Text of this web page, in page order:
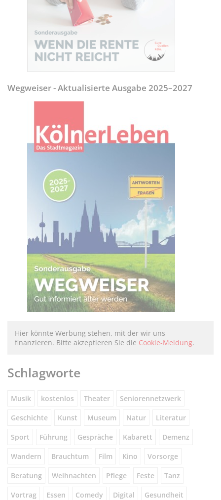
Wegweiser - Aktualisierte Ausgabe 2025–2027
Hier könnte Werbung stehen, mit der wir uns
finanzieren. Bitte akzeptieren Sie die Cookie-Meldung.
Schlagworte
Musik kostenlos Theater Seniorennetzwerk
Geschichte Kunst Museum Natur Literatur
Sport Führung Gespräche Kabarett Demenz
Wandern Brauchtum Film Kino Vorsorge
Beratung Weihnachten Pflege Feste Tanz
Vortrag Essen Comedy Digital Gesundheit